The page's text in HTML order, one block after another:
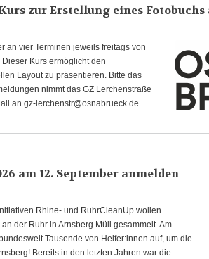
zur Erstellung eines Fotobuchs
an vier Terminen jeweils freitags von
Kurs ermöglicht den
Layout zu präsentieren. Bitte das
nimmt das GZ Lerchenstraße
an gz-lerchenstr@osnabrueck.de.
am 12. September anmelden
Rhine- und RuhrCleanUp wollen
der Ruhr in Arnsberg Müll gesammelt. Am
Tausende von Helfer:innen auf, um die
Bereits in den letzten Jahren war die